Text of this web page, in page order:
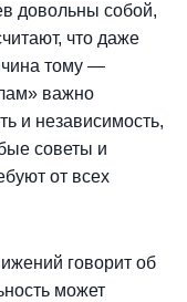
довольны собой,
что даже
тому —
важно
и независимость,
советы и
от всех
говорит об
может